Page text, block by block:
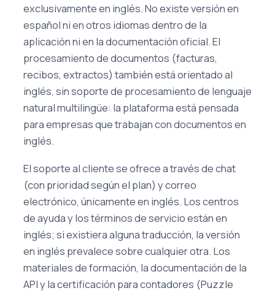
exclusivamente en inglés. No existe versión en
español ni en otros idiomas dentro de la
aplicación ni en la documentación oficial. El
procesamiento de documentos (facturas,
recibos, extractos) también está orientado al
inglés, sin soporte de procesamiento de lenguaje
natural multilingüe: la plataforma está pensada
para empresas que trabajan con documentos en
inglés.
El soporte al cliente se ofrece a través de chat
(con prioridad según el plan) y correo
electrónico, únicamente en inglés. Los centros
de ayuda y los términos de servicio están en
inglés; si existiera alguna traducción, la versión
en inglés prevalece sobre cualquier otra. Los
materiales de formación, la documentación de la
API y la certificación para contadores (Puzzle